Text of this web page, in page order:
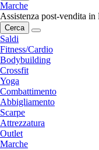
Marche
Assistenza post-vendita in
Cerca
Saldi
Fitness/Cardio
Bodybuilding
Crossfit
Yoga
Combattimento
Abbigliamento
Scarpe
Attrezzatura
Outlet
Marche